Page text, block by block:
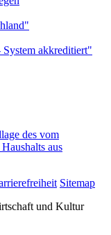
des vom
aus
Sitemap
und Kultur